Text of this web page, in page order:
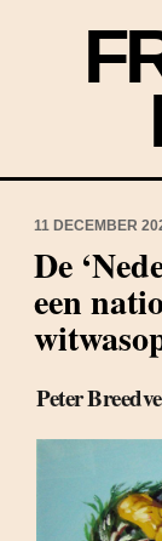
11 DECEMBER
De
een
Peter